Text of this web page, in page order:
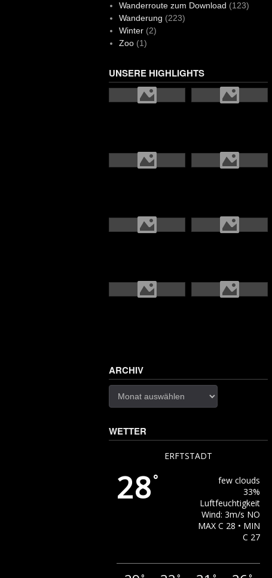
Wanderroute zum Download (123)
Wanderung (223)
Winter(2)
Zoo(1)
UNSERE HIGHLIGHTS
ARCHIV
WETTER
ERFTSTADT
28°
few clouds
33%
Luftfeuchtigkeit
Wind: 3m/s NO
MAX C 28 • MIN
C 27